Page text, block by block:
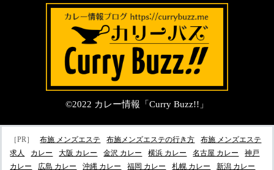
©2022 カレー情報「Curry Buzz!!」
［PR］ 布施 メンズエステ 布施メンズエステの行き方
布施 メンズエステ
求人
カレー 大阪 カレー 金沢 カレー 横浜 カレー 名古屋 カレー
神戸
カレー
広島 カレー 沖縄 カレー 福岡 カレー 札幌 カレー 新潟 カレー